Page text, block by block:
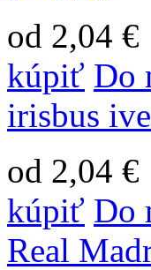
od 2,04 €
kúpiť Do
irisbus
od 2,04 €
kúpiť Do
Real